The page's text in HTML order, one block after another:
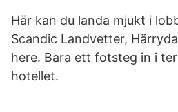
Här kan du landa mjukt i
Scandic Landvetter,
here. Bara ett fotsteg in i
hotellet.